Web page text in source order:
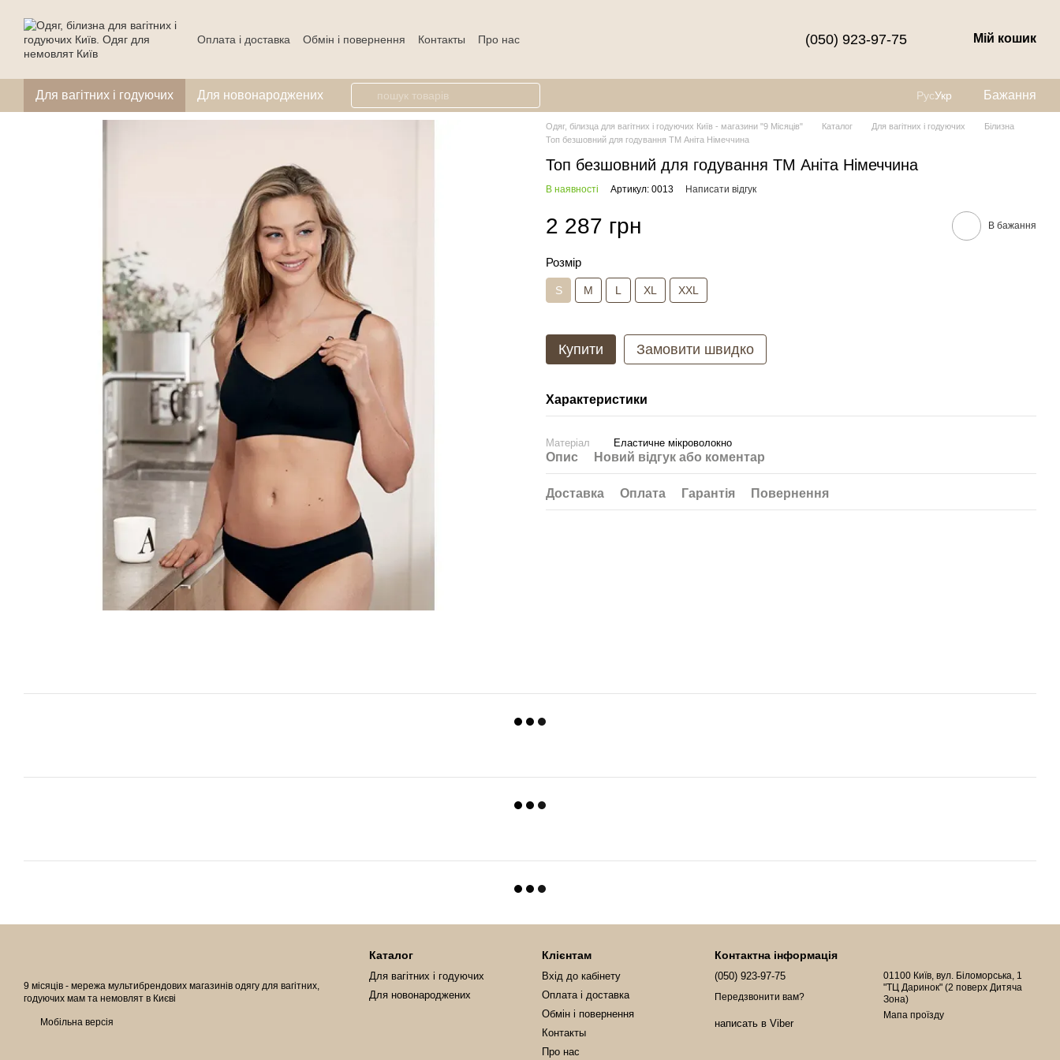
Оплата і доставка Обмін і повернення Контакты Про нас (050) 923-97-75 Мій кошик
Для вагітних і годуючих Для новонароджених РусУкр Бажання
Одяг, білизца для вагітних і годуючих Київ - магазини "9 Місяців" Каталог Для вагітних і годуючих
Білизна
Топ безшовний для годування ТМ Аніта Німеччина
Топ безшовний для годування ТМ Аніта Німеччина
В наявності Артикул: 0013 Написати відгук
2 287 грн В бажання
Розмір
S M L XL XXL
Купити Замовити швидко
Характеристики
Матеріал Еластичне мікроволокно
Опис Новий відгук або коментар
Доставка Оплата Гарантія Повернення
9 місяців - мережа мультибрендових магазинів одягу для вагітних,
годуючих мам та немовлят в Києві
Мобільна версія
Каталог
Для вагітних і годуючих
Для новонароджених
Клієнтам
Вхід до кабінету
Оплата і доставка
Обмін і повернення
Контакты
Про нас
Контактна інформація
(050) 923-97-75
Передзвонити вам?
написать в Viber
01100 Київ, вул. Біломорська, 1
"ТЦ Даринок" (2 поверх Дитяча
Зона)
Мапа проїзду